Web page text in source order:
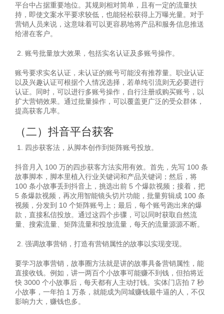
平台中占据重要地位。其规则相对简单，且有一定的流量扶
持，即使文案水平要求较低，也能轻松获得上万曝光量。对于
营销人员来说，这意味着可以更容易地将产品和服务信息推送
给潜在客户。
账号批量放大效果，包括实名认证及多账号操作。
账号要求实名认证，未认证的账号可能没有推荐量。职业认证
以及兴趣认证可根据个人情况选择，若单纯引流则无必要进行
认证。同时，可以进行多账号操作，自行注册或购买账号，以
扩大营销效果。通过批量操作，可以覆盖更广泛的受众群体，
提高获客几率。
（二）抖音平台获客
四步获客法，从脚本创作到矩阵账号投放。
抖音月入 100 万的四步获客方法实用有效。首先，先写 100 条
故事脚本，脚本里植入行业关键词和产品关键词；然后，将
100 条小故事丢到抖音上，挑选出前 5 个爆款视频；接着，把
5 条爆款视频，再次用智能镜头切片功能，批量剪辑成 100 条
视频，分发到 10 个矩阵账号上；最后，每个账号跑出来的爆
款，直接私信投放。通过这四个步骤，可以同时获取自然流
量、搜索流量、矩阵流量和投放流量，每天的流量源源不断。
强调故事营销，打造有营销属性的故事以实现变现。
要学习故事营销，故事圈方法就是讲的故事具备营销属性，能
直接收钱。例如，讲一两百个小故事可能赚不到钱，但拍将近
快 3000 个小故事后，每天都有人主动打钱。实体门店拍 7 秒
小故事，一年拍 1 万条，就能成为同城赚钱最牛逼的人，不仅
影响力大，赚钱也多。